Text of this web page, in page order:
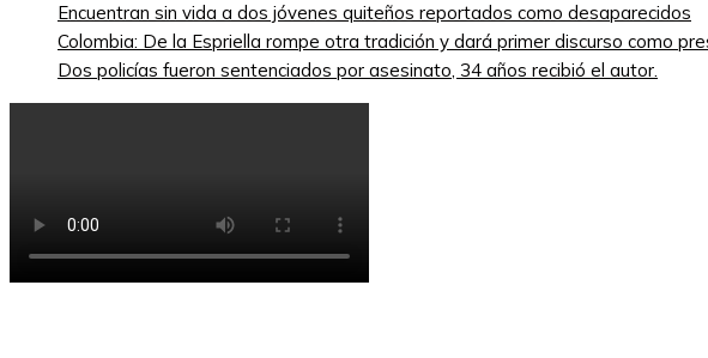
Encuentran sin vida a dos jóvenes quiteños reportados como desaparecidos
Colombia: De la Espriella rompe otra tradición y dará primer discurso como
Dos policías fueron sentenciados por asesinato, 34 años recibió el autor.